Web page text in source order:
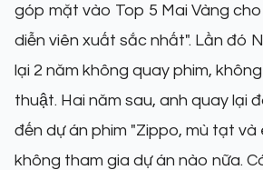
góp mặt vào Top 5 Mai Vàng
diễn viên xuất sắc nhất". Lần đó
lại 2 năm không quay phim,
thuật. Hai năm sau, anh quay lại
đến dự án phim "Zippo, mù tạt và
không tham gia dự án nào nữa.